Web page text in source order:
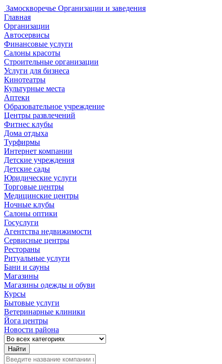
Замоскворечье Организации и заведения
Главная
Организации
Автосервисы
Финансовые услуги
Салоны красоты
Строительные организации
Услуги для бизнеса
Кинотеатры
Культурные места
Аптеки
Образовательное учреждение
Центры развлечений
Фитнес клубы
Дома отдыха
Турфирмы
Интернет компании
Детские учреждения
Детские сады
Юридические услуги
Торговые центры
Медицинские центры
Ночные клубы
Салоны оптики
Госуслуги
Агентства недвижимости
Сервисные центры
Рестораны
Ритуальные услуги
Бани и сауны
Магазины
Магазины одежды и обуви
Курсы
Бытовые услуги
Ветеринарные клиники
Йога центры
Новости района
Найти